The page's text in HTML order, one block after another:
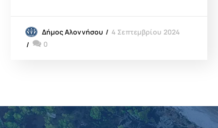
Δήμος Αλοννήσου
4 Σεπτεμβρίου 2024
0